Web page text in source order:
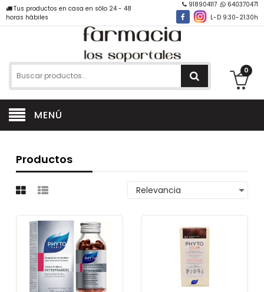
Tus productos en casa en sólo 24 - 48
horas hábiles
918904117
640370471
L-D 9:30-21:30h
0
MENÚ
Productos